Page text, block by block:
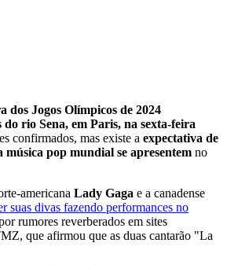
dos Jogos Olímpicos de 2024
do rio Sena, em Paris, na sexta-feira
confirmados, mas existe a expectativa de
música pop mundial se apresentem no
americana Lady Gaga e a canadense
suas divas fazendo performances no
rumores reverberados em sites
que afirmou que as duas cantarão "La